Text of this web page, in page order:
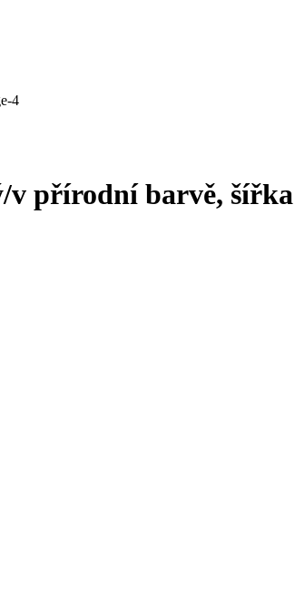
přírodní barvě, šířka